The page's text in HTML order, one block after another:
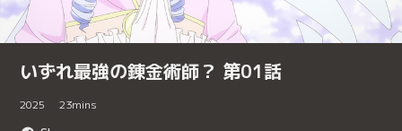
いずれ最強の錬金術師？ 第01話
2025 23mins